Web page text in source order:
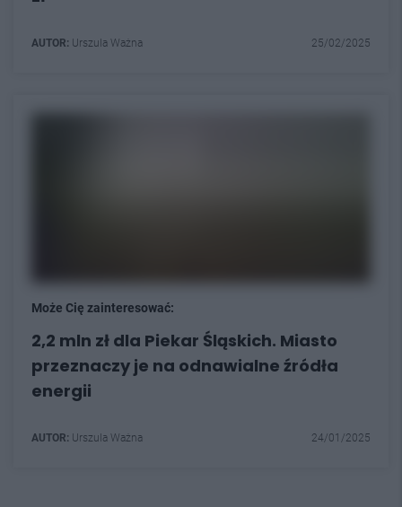
AUTOR: Urszula Ważna 25/02/2025
Może Cię zainteresować:
2,2 mln zł dla Piekar Śląskich. Miasto
przeznaczy je na odnawialne źródła
energii
AUTOR: Urszula Ważna 24/01/2025